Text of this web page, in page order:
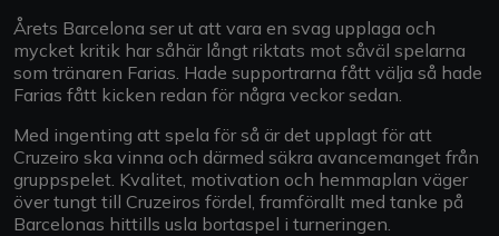
Årets Barcelona ser ut att vara en svag upplaga och
mycket kritik har såhär långt riktats mot såväl spelarna
som tränaren Farias. Hade supportrarna fått välja så hade
Farias fått kicken redan för några veckor sedan.
Med ingenting att spela för så är det upplagt för att
Cruzeiro ska vinna och därmed säkra avancemanget från
gruppspelet. Kvalitet, motivation och hemmaplan väger
över tungt till Cruzeiros fördel, framförallt med tanke på
Barcelonas hittills usla bortaspel i turneringen.